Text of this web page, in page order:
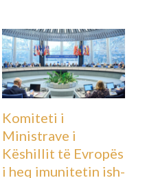
Komiteti i
Ministrave i
Këshillit të Evropës
i heq imunitetin ish-